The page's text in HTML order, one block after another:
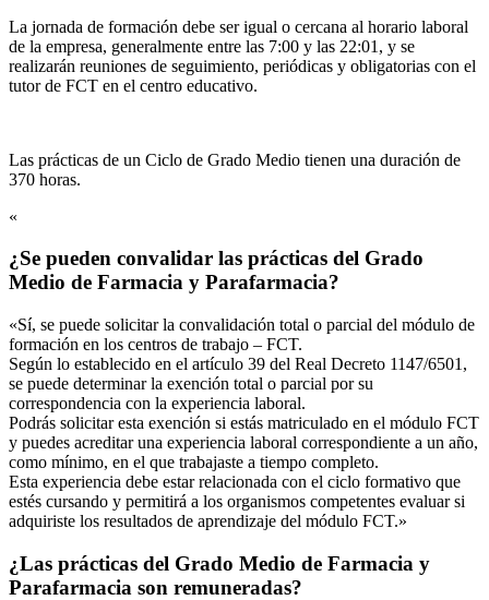
La jornada de formación debe ser igual o cercana al horario laboral
de la empresa, generalmente entre las 7:00 y las 22:01, y se
realizarán reuniones de seguimiento, periódicas y obligatorias con el
tutor de FCT en el centro educativo.
Las prácticas de un Ciclo de Grado Medio tienen una duración de
370 horas.
«
¿Se pueden convalidar las prácticas del Grado
Medio de Farmacia y Parafarmacia?
«Sí, se puede solicitar la convalidación total o parcial del módulo de
formación en los centros de trabajo – FCT.
Según lo establecido en el artículo 39 del Real Decreto 1147/6501,
se puede determinar la exención total o parcial por su
correspondencia con la experiencia laboral.
Podrás solicitar esta exención si estás matriculado en el módulo FCT
y puedes acreditar una experiencia laboral correspondiente a un año,
como mínimo, en el que trabajaste a tiempo completo.
Esta experiencia debe estar relacionada con el ciclo formativo que
estés cursando y permitirá a los organismos competentes evaluar si
adquiriste los resultados de aprendizaje del módulo FCT.»
¿Las prácticas del Grado Medio de Farmacia y
Parafarmacia son remuneradas?